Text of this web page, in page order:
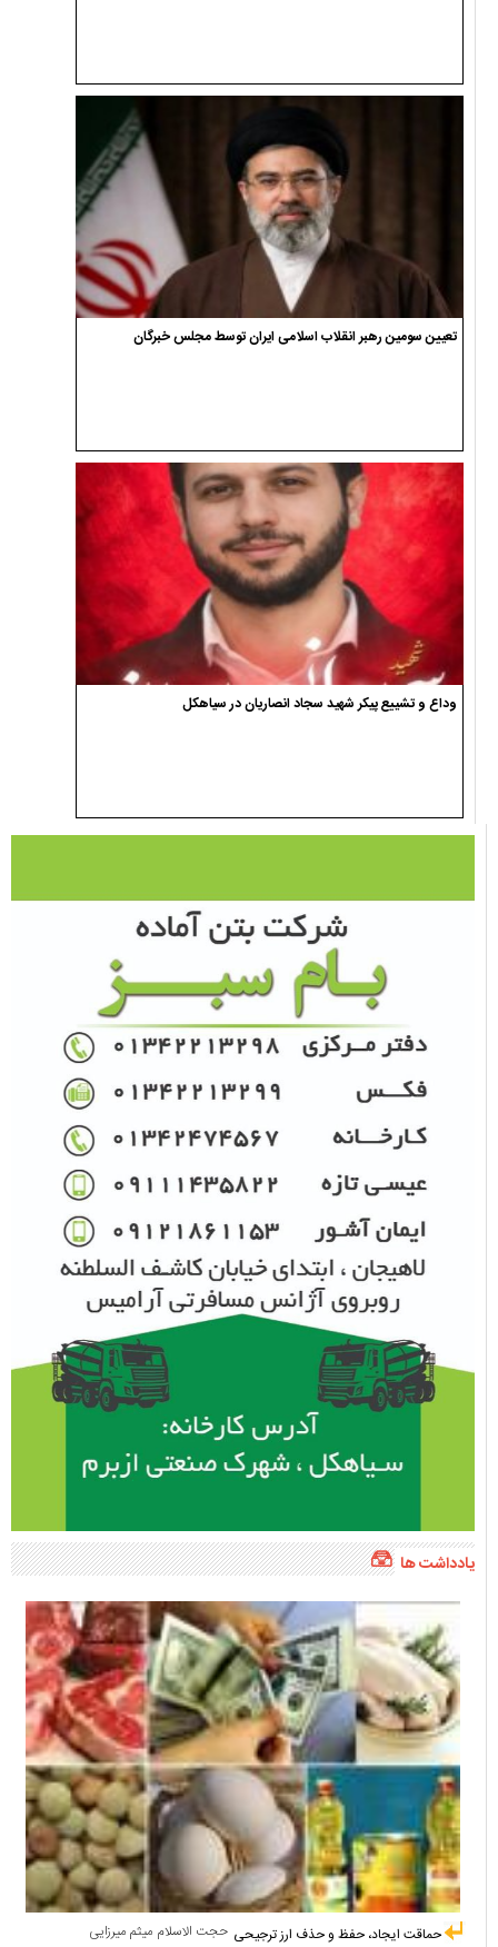
تعیین سومین رهبر انقلاب اسلامی ایران توسط مجلس خبرگان
وداع و تشییع پیکر شهید سجاد انصاریان در سیاهکل
یادداشت ها
حجت الاسلام میثم میرزایی حماقت ایجاد، حفظ و حذف ارز ترجیحی